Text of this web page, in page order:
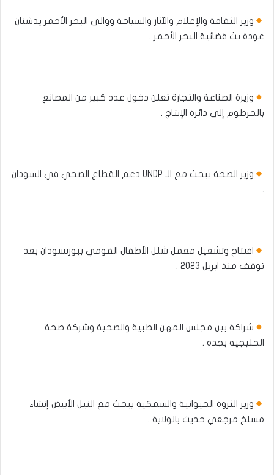
وزير الثقافة والإعلام والآثار والسياحة ووالي البحر الأحمر يدشنان
عودة بث فضائية البحر الأحمر .
وزيرة الصناعة والتجارة تعلن دخول عدد كبير من المصانع
بالخرطوم إلى دائرة الإنتاج .
وزير الصحة يبحث مع الـ UNDP دعم القطاع الصحي في السودان
.
افتتاح وتشغيل معمل شلل الأطفال القومي ببورتسودان بعد
توقف منذ ابريل 2023 .
شراكة بين مجلس المهن الطبية والصحية وشركة صحة
الخليجية بجدة .
وزير الثروة الحيوانية والسمكية يبحث مع النيل الأبيض إنشاء
مسلخ مرجعي حديث بالولاية .